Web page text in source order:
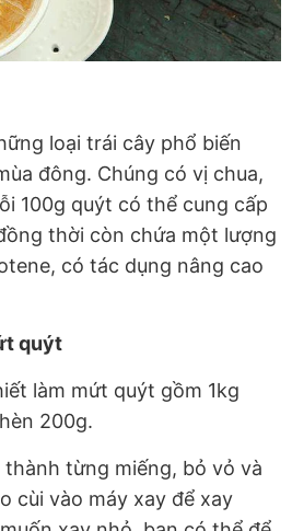
loại trái cây phổ biến
đông. Chúng có vị chua,
100g quýt có thể cung cấp
thời còn chứa một lượng
có tác dụng nâng cao
quýt
làm mứt quýt gồm 1kg
200g.
từng miếng, bỏ vỏ và
cùi vào máy xay để xay